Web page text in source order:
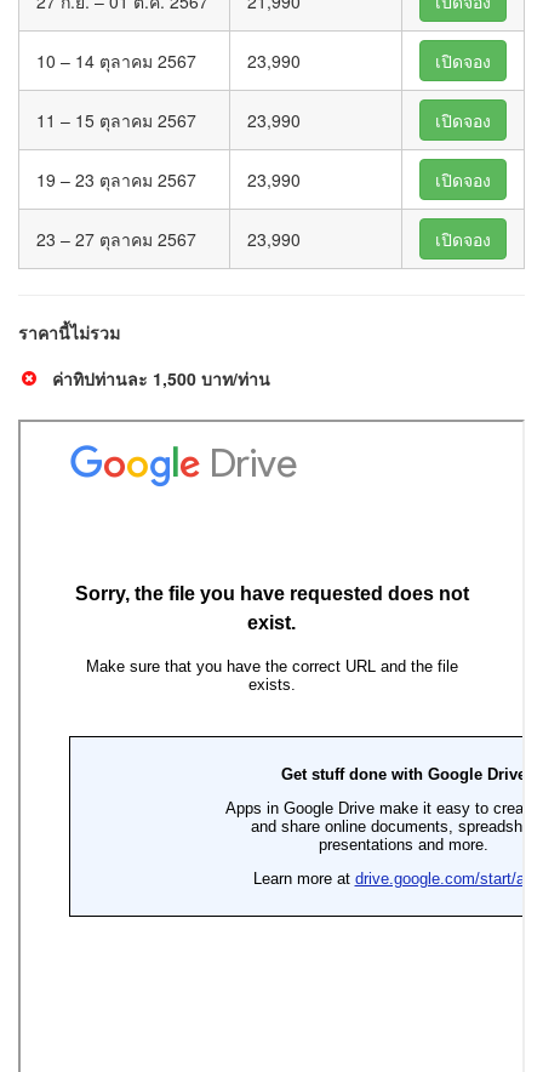
10 – 14 ตุลาคม 2567 23,990 เปิดจอง
11 – 15 ตุลาคม 2567 23,990 เปิดจอง
19 – 23 ตุลาคม 2567 23,990 เปิดจอง
23 – 27 ตุลาคม 2567 23,990 เปิดจอง
ราคานี้ไม่รวม
ค่าทิปท่านละ 1,500 บาท/ท่าน